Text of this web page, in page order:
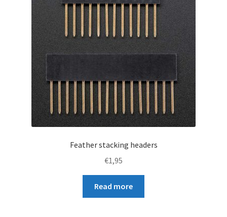
Feather stacking headers
€1,95
Read more